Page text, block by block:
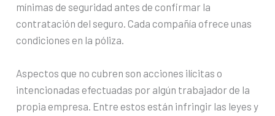
mínimas de seguridad antes de confirmar la
contratación del seguro. Cada compañía ofrece unas
condiciones en la póliza.
Aspectos que no cubren son acciones ilícitas o
intencionadas efectuadas por algún trabajador de la
propia empresa. Entre estos están infringir las leyes y